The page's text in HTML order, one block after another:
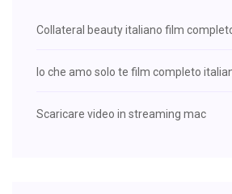
Collateral beauty italiano film
Io che amo solo te film completo
Scaricare video in streaming mac